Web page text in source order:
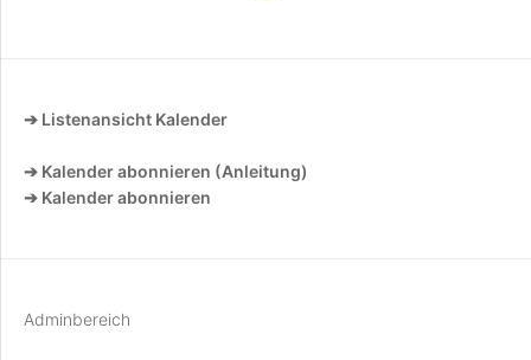
➔ Listenansicht Kalender
➔ Kalender abonnieren (Anleitung)
➔ Kalender abonnieren
Adminbereich